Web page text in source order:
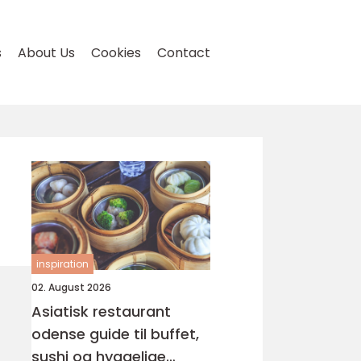
About Us Cookies Contact
inspiration
02. August 2026
Asiatisk restaurant
odense guide til buffet,
sushi og hyggelige